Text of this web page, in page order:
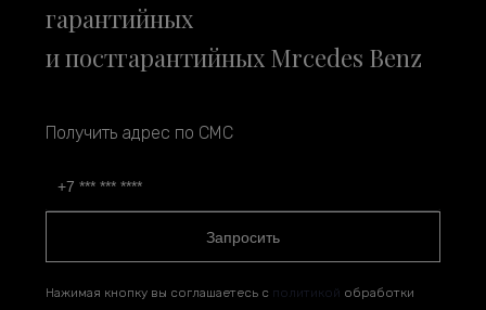
гарантийных
и постгарантийных Mrcedes Benz
Получить адрес по СМС
Запросить
Нажимая кнопку вы соглашаетесь с политикой обработки